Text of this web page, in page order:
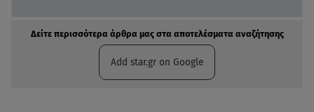
Δείτε περισσότερα άρθρα μας στα αποτελέσματα αναζήτησης
Add star.gr on Google